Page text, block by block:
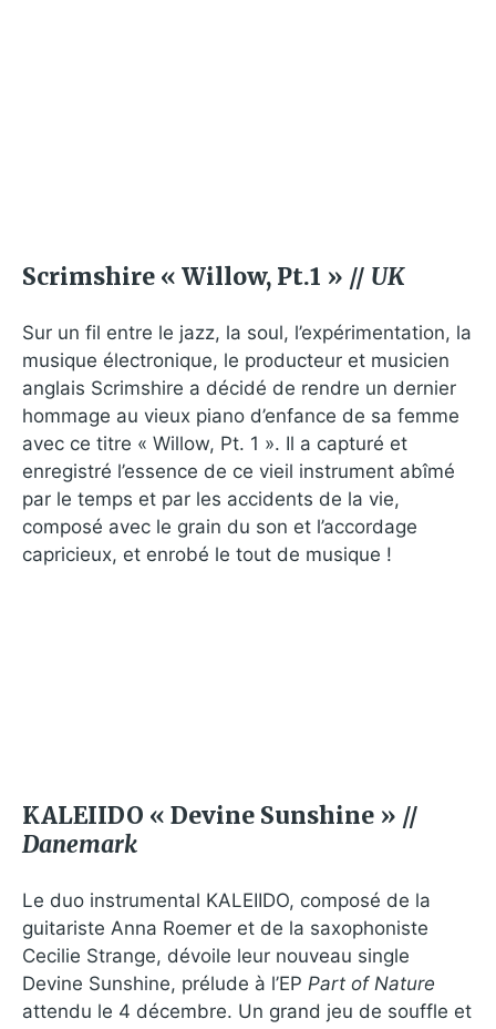
Scrimshire « Willow, Pt.1 » // UK
Sur un fil entre le jazz, la soul, l’expérimentation, la
musique électronique, le producteur et musicien
anglais Scrimshire a décidé de rendre un dernier
hommage au vieux piano d’enfance de sa femme
avec ce titre « Willow, Pt. 1 ». Il a capturé et
enregistré l’essence de ce vieil instrument abîmé
par le temps et par les accidents de la vie,
composé avec le grain du son et l’accordage
capricieux, et enrobé le tout de musique !
KALEIIDO « Devine Sunshine » //
Danemark
Le duo instrumental KALEIIDO, composé de la
guitariste Anna Roemer et de la saxophoniste
Cecilie Strange, dévoile leur nouveau single
Devine Sunshine, prélude à l’EP Part of Nature
attendu le 4 décembre. Un grand jeu de souffle et